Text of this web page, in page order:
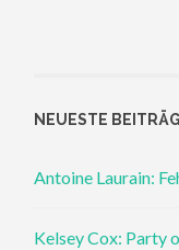
NEUESTE
Antoine Laurain:
Kelsey Cox: Party